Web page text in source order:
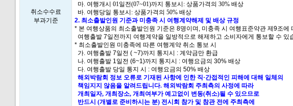
취소수수료
부과기준
마. 여행개시 01일전(07~01)까지 통보시: 상품가격의 30% 배상
바. 여행당일 통보시: 상품가격의 50% 배상
2. 최소출발인원 기준과 미충족 시 여행계약해제 및 배상 규정
* 본 여행상품의 최소출발인원 기준은 8명이며, 미충족 시 여행표준약관 제9조에
여행출발 7일전까지 여행계약을 일방적으로 해제하고 소비자에게 통보할 수 있
* 최소출발인원 미충족에 따른 여행계약 취소 통보 시
가. 여행출발 7일전 ( ~7)까지 통지시 : 계약금만 환급
나. 여행출발 1일전 (6~1)까지 통지시 : 여행요금의 30% 배상
다. 여행출발 당일 통지 시 : 여행요금의 50% 배상
해외박람회 정보 오류로 기재된 사항에 인한 직·간접적인 피해에 대해 일체의
책임지지 않음을 알려드립니다. 해외박람회 주최측의 사정에 따라
개최일자, 개최장소, 개최여부가 예고없이 변동(취소)될 수 있으므로
반드시 (개별로 준비하시는 분) 전시회 참가 및 참관 전에 주최측에